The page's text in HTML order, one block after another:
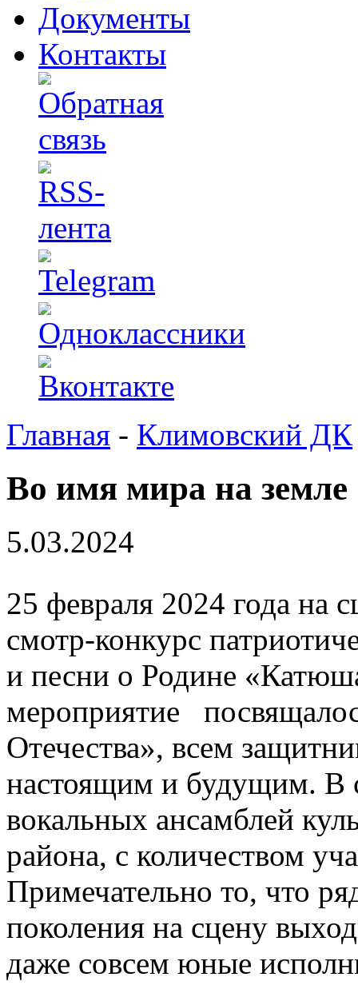
Документы
Контакты
Главная - Климовский ДК
Во имя мира на земле
5.03.2024
25 февраля 2024 года
смотр-конкурс
и песни о Родине
мероприятие
Отечества», всем
настоящим и будущим. В
вокальных ансамблей
района, с количеством
Примечательно то, что
поколения на сцену
даже совсем юные